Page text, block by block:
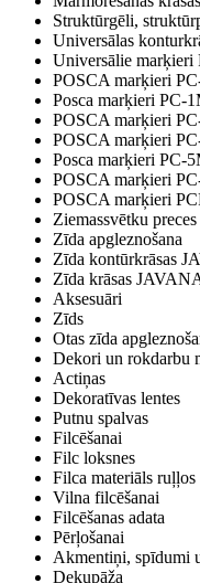
Struktūrgēli,
Universālas
Universālie marķieri
POSCA marķieri
Posca marķieri PC-
POSCA marķieri
POSCA marķieri
Posca marķieri PC-
POSCA marķieri
POSCA marķieri
Ziemassvētku preces
Zīda apgleznošana
Zīda kontūrkrāsas
Zīda krāsas
Aksesuāri
Zīds
Otas zīda
Dekori un rokdarbu
Actiņas
Dekoratīvas lentes
Putnu spalvas
Filcēšanai
Filc loksnes
Filca materiāls ruļļos
Vilna filcēšanai
Filcēšanas adata
Pērļošanai
Akmentiņi, spīdumi
Dekupāža